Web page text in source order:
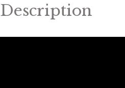
Description